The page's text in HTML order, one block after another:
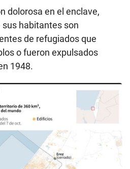
dolorosa en el enclave,
sus habitantes son
de refugiados que
o fueron expulsados
1948.